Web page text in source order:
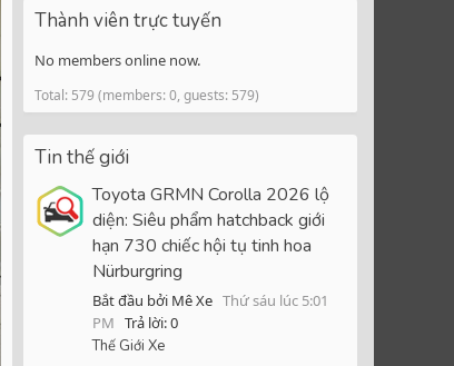
Thành viên trực tuyến
No members online now.
Total: 579 (members: 0, guests: 579)
Tin thế giới
Toyota GRMN Corolla 2026 lộ
diện: Siêu phẩm hatchback giới
hạn 730 chiếc hội tụ tinh hoa
Nürburgring
Bắt đầu bởi Mê Xe Thứ sáu lúc 5:01
PM Trả lời: 0
Thế Giới Xe